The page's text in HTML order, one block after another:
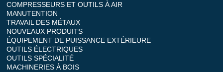
COMPRESSEURS ET OUTILS À AIR
MANUTENTION
TRAVAIL DES MÉTAUX
NOUVEAUX PRODUITS
ÉQUIPEMENT DE PUISSANCE EXTÉRIEURE
OUTILS ÉLECTRIQUES
OUTILS SPÉCIALITÉ
MACHINERIES À BOIS